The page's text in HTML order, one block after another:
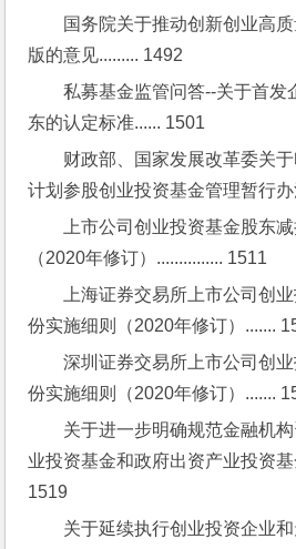
国务院关于推动创新创业高
版的意见......... 1492
私募基金监管问答--关于首发
东的认定标准...... 1501
财政部、国家发展改革委关
计划参股创业投资基金管理暂行
上市公司创业投资基金股东
（2020年修订）............... 1511
上海证券交易所上市公司创
份实施细则（2020年修订）.......
深圳证券交易所上市公司创
份实施细则（2020年修订）.......
关于进一步明确规范金融机
业投资基金和政府出资产业投资
1519
关于延续执行创业投资企业